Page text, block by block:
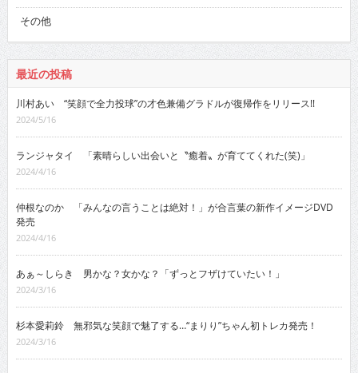
その他
最近の投稿
川村あい “笑顔で全力投球”の才色兼備グラドルが復帰作をリリース!!
2024/5/16
ランジャタイ 「素晴らしい出会いと〝癒着〟が育ててくれた(笑)」
2024/4/16
仲根なのか 「みんなの言うことは絶対！」が合言葉の新作イメージDVD
発売
2024/4/16
あぁ～しらき 男かな？女かな？「ずっとフザけていたい！」
2024/3/16
杉本愛莉鈴 無邪気な笑顔で魅了する…“まりり”ちゃん初トレカ発売！
2024/3/16